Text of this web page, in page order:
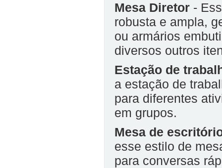
Mesa Diretor -
robusta e ampla,
ou armários
diversos outros
Estação de
a estação de
para diferentes
em grupos.
Mesa de
esse estilo de
para conversas